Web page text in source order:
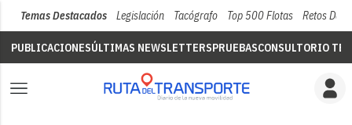
Temas Destacados Legislación Tacógrafo Top 500 Flotas Retos Del
PUBLICACIONESÚLTIMAS NEWSLETTERSPRUEBASCONSULTORIO